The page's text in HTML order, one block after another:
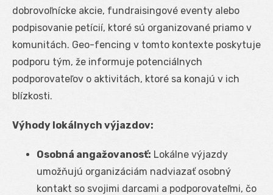
dobrovoľnícke akcie, fundraisingové eventy alebo
podpisovanie petícií, ktoré sú organizované priamo v
komunitách. Geo-fencing v tomto kontexte poskytuje
podporu tým, že informuje potenciálnych
podporovateľov o aktivitách, ktoré sa konajú v ich
blízkosti.
Výhody lokálnych výjazdov:
Osobná angažovanosť: Lokálne výjazdy
umožňujú organizáciám nadviazať osobný
kontakt so svojimi darcami a podporovateľmi, čo